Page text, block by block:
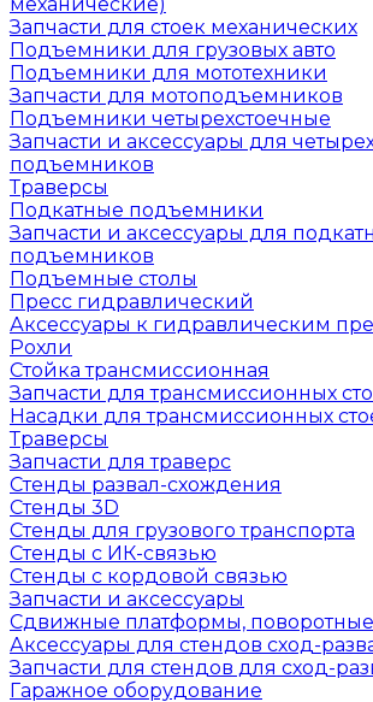
Запчасти для стоек механических
Подъемники для грузовых авто
Подъемники для мототехники
Запчасти для мотоподъемников
Подъемники четырехстоечные
Запчасти и аксессуары для
подъемников
Траверсы
Подкатные подъемники
Запчасти и аксессуары для
подъемников
Подъемные столы
Пресс гидравлический
Аксессуары к гидравлическим
Рохли
Стойка трансмиссионная
Запчасти для трансмиссионных
Насадки для трансмиссионных
Траверсы
Запчасти для траверс
Стенды развал-схождения
Стенды 3D
Стенды для грузового транспорта
Стенды с ИК-связью
Стенды с кордовой связью
Запчасти и аксессуары
Сдвижные платформы, поворотные
Аксессуары для стендов сход-
Запчасти для стендов для сход-
Гаражное оборудование